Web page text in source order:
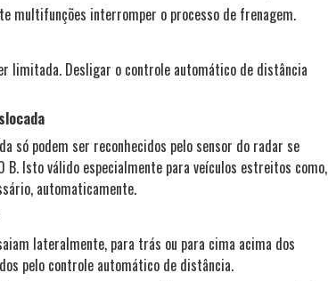
multifunções interromper o processo de frenagem.
limitada. Desligar o controle automático de distância
só podem ser reconhecidos pelo sensor do radar se
Isto válido especialmente para veículos estreitos como,
automaticamente.
lateralmente, para trás ou para cima acima dos
pelo controle automático de distância.